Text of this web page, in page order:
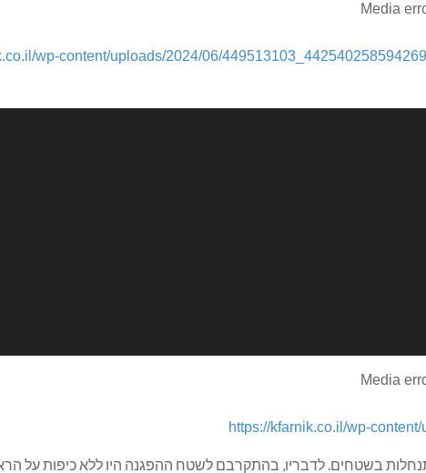
Media
Media
בשטחים. לדבריו, בהתקרבם לשטח ההפגנה היו ללא כיפות על